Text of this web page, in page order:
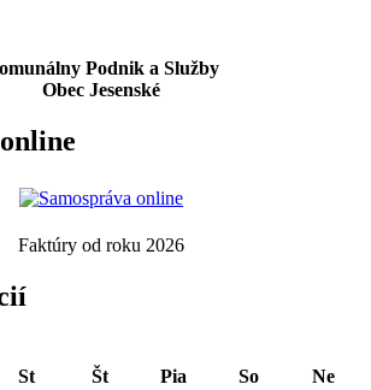
Podnik a Služby
Obec Jesenské
Faktúry od roku 2026
St Št Pia So
Ne